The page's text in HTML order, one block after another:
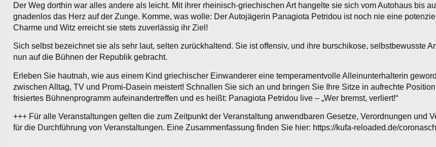
Der Weg dorthin war alles andere als leicht. Mit ihrer rheinisch-griechischen Art hangelte sie sich vom Autohaus bis
gnadenlos das Herz auf der Zunge. Komme, was wolle: Der Autojägerin Panagiota Petridou ist noch nie eine
Charme und Witz erreicht sie stets zuverlässig ihr Ziel!
Sich selbst bezeichnet sie als sehr laut, selten zurückhaltend. Sie ist offensiv, und ihre burschikose, selbstbewusste
nun auf die Bühnen der Republik gebracht.
Erleben Sie hautnah, wie aus einem Kind griechischer Einwanderer eine temperamentvolle Alleinunterhalterin
zwischen Alltag, TV und Promi-Dasein meistert! Schnallen Sie sich an und bringen Sie Ihre Sitze in aufrechte
frisiertes Bühnenprogramm aufeinandertreffen und es heißt: Panagiota Petridou live – „Wer bremst, verliert!“
+++ Für alle Veranstaltungen gelten die zum Zeitpunkt der Veranstaltung anwendbaren Gesetze, Verordnungen und
für die Durchführung von Veranstaltungen. Eine Zusammenfassung finden Sie hier: https://kufa-reloaded.de/